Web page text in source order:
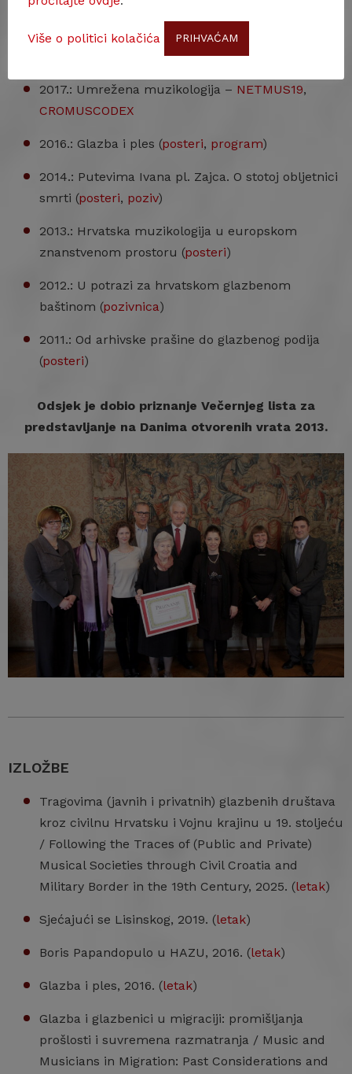
2018.: Boris Papandopulo u HAZU (
2017.: Umrežena muzikologija – NETMUS19,
CROMUSCODEX
2016.: Glazba i ples (posteri, program)
2014.: Putevima Ivana pl. Zajca. O stotoj obljetnici
smrti (posteri, poziv)
2013.: Hrvatska muzikologija u europskom
znanstvenom prostoru (posteri)
2012.: U potrazi za hrvatskom glazbenom
baštinom (pozivnica)
2011.: Od arhivske prašine do glazbenog podija
(posteri)
Odsjek je dobio priznanje Večernjeg lista za
predstavljanje na Danima otvorenih vrata 2013.
IZLOŽBE
Tragovima (javnih i privatnih) glazbenih društava
kroz civilnu Hrvatsku i Vojnu krajinu u 19. stoljeću
/ Following the Traces of (Public and Private)
Musical Societies through Civil Croatia and
Military Border in the 19th Century, 2025. (letak)
Sjećajući se Lisinskog, 2019. (letak)
Boris Papandopulo u HAZU, 2016. (letak)
Glazba i ples, 2016. (letak)
Glazba i glazbenici u migraciji: promišljanja
prošlosti i suvremena razmatranja / Music and
Musicians in Migration: Past Considerations and
Više o politici kolačića PRIHVAĆAM